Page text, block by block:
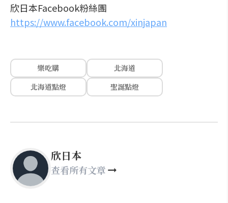
欣日本Facebook粉絲團
https://www.facebook.com/xinjapan
樂吃購
北海道
北海道點燈
聖誕點燈
欣日本
查看所有文章